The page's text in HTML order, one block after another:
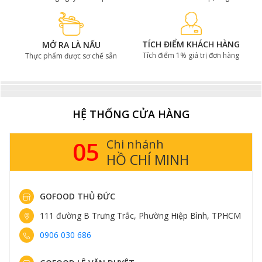
Một quả trứng ốp la và 2 miếng miếng bánh cũng đủ
làm lên một bữa sáng ngon miệng và nhẹ nhàng.
MỞ RA LÀ NẤU
Thực phẩm được sơ chế sẵn
TÍCH ĐIỂM KHÁCH HÀNG
Tích điểm 1% giá trị đơn hàng
HỆ THỐNG CỬA HÀNG
05 Chi nhánh
HỒ CHÍ MINH
GOFOOD THỦ ĐỨC
111 đường B Trưng Trắc, Phường Hiệp Bình, TPHCM
0906 030 686